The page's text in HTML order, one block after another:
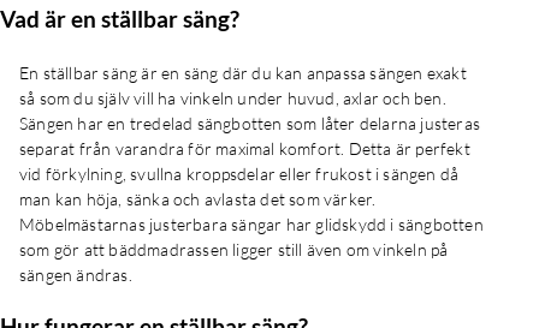
Vad är en ställbar säng?
En ställbar säng är en säng där du kan anpassa sängen exakt
så som du själv vill ha vinkeln under huvud, axlar och ben.
Sängen har en tredelad sängbotten som låter delarna justeras
separat från varandra för maximal komfort. Detta är perfekt
vid förkylning, svullna kroppsdelar eller frukost i sängen då
man kan höja, sänka och avlasta det som värker.
Möbelmästarnas justerbara sängar har glidskydd i sängbotten
som gör att bäddmadrassen ligger still även om vinkeln på
sängen ändras.